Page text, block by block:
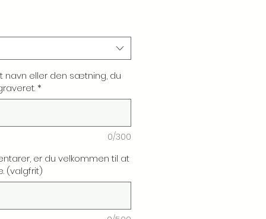
navn eller den sætning, du
*
0/300
er du velkommen til at
(valgfrit)